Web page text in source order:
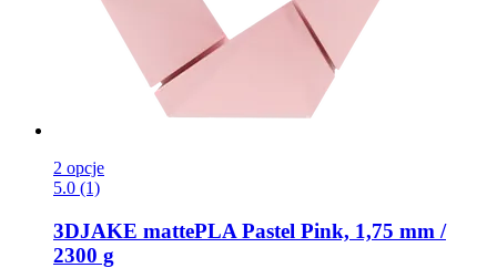
2 opcje
5.0 (1)
3DJAKE mattePLA Pastel Pink, 1,75 mm /
2300 g